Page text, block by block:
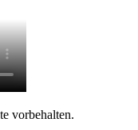
vorbehalten.